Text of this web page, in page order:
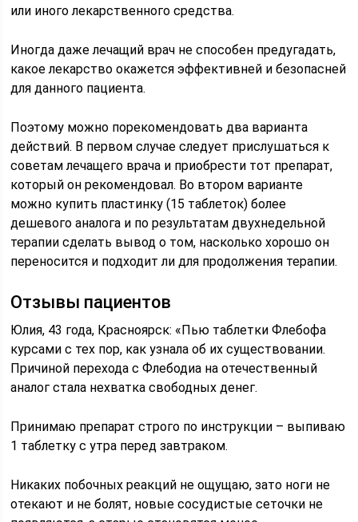
или иного лекарственного средства.
Иногда даже лечащий врач не способен предугадать,
какое лекарство окажется эффективней и безопасней
для данного пациента.
Поэтому можно порекомендовать два варианта
действий. В первом случае следует прислушаться к
советам лечащего врача и приобрести тот препарат,
который он рекомендовал. Во втором варианте
можно купить пластинку (15 таблеток) более
дешевого аналога и по результатам двухнедельной
терапии сделать вывод о том, насколько хорошо он
переносится и подходит ли для продолжения терапии.
Отзывы пациентов
Юлия, 43 года, Красноярск: «Пью таблетки Флебофа
курсами с тех пор, как узнала об их существовании.
Причиной перехода с Флебодиа на отечественный
аналог стала нехватка свободных денег.
Принимаю препарат строго по инструкции – выпиваю
1 таблетку с утра перед завтраком.
Никаких побочных реакций не ощущаю, зато ноги не
отекают и не болят, новые сосудистые сеточки не